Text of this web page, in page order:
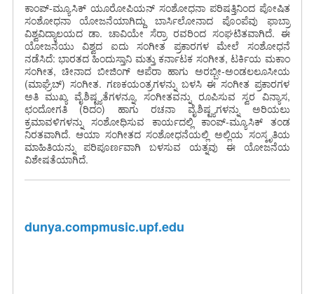
ಕಾಂಪ್-ಮ್ಯೂಸಿಕ್ ಯೂರೋಪಿಯನ್ ಸಂಶೋಧನಾ ಪರಿಷತ್ತಿನಿಂದ ಪೋಷಿತ
ಸಂಶೋಧನಾ ಯೋಜನೆಯಾಗಿದ್ದು ಬಾರ್ಸಿಲೋನಾದ ಪೊಂಪೆವು ಫಾಬ್ರಾ
ವಿಶ್ವವಿದ್ಯಾಲಯದ ಡಾ. ಚಾವಿಯೇ ಸೆರ್ರಾ ರವರಿಂದ ಸಂಘಟಿತವಾಗಿದೆ. ಈ
ಯೋಜನೆಯು ವಿಶ್ವದ ಐದು ಸಂಗೀತ ಪ್ರಕಾರಗಳ ಮೇಲೆ ಸಂಶೋಧನೆ
ನಡೆಸಿದೆ: ಭಾರತದ ಹಿಂದುಸ್ತಾನಿ ಮತ್ತು ಕರ್ನಾಟಕ ಸಂಗೀತ, ಟರ್ಕಿಯ ಮಕಾಂ
ಸಂಗೀತ, ಚೀನಾದ ಬೀಜಿಂಗ್ ಆಪೆರಾ ಹಾಗು ಅರಬ್ಬೀ-ಅಂಡಲಲೂಸೀಯ
(ಮಾಘ್ರೆಬ್) ಸಂಗೀತ. ಗಣಕಯಂತ್ರಗಳನ್ನು ಬಳಸಿ ಈ ಸಂಗೀತ ಪ್ರಕಾರಗಳ
ಅತಿ ಮುಖ್ಯ ವೈಶಿಷ್ಟ್ಯತೆಗಳನ್ನೂ, ಸಂಗೀತವನ್ನು ರೂಪಿಸುವ ಸ್ವರ ವಿನ್ಯಾಸ,
ಛಂದೋಗತಿ (ರಿದಂ) ಹಾಗು ರಚನಾ ವೈಶಿಷ್ಟ್ಯಗಳನ್ನು ಅರಿಯಲು
ಕ್ರಮಾವಳಿಗಳನ್ನು ಸಂಶೋಧಿಸುವ ಕಾರ್ಯದಲ್ಲಿ ಕಾಂಪ್-ಮ್ಯೂಸಿಕ್ ತಂಡ
ನಿರತವಾಗಿದೆ. ಆಯಾ ಸಂಗೀತದ ಸಂಶೋಧನೆಯಲ್ಲಿ ಅಲ್ಲಿಯ ಸಂಸ್ಕೃತಿಯ
ಮಾಹಿತಿಯನ್ನು ಪರಿಪೂರ್ಣವಾಗಿ ಬಳಸುವ ಯತ್ನವು ಈ ಯೋಜನೆಯ
ವಿಶೇಷತೆಯಾಗಿದೆ.
dunya.compmusic.upf.edu